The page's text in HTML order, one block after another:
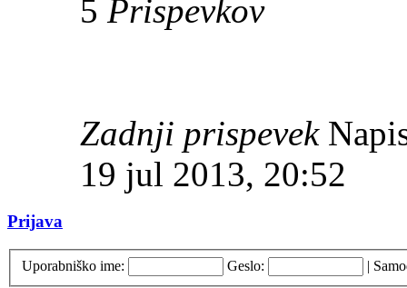
5 Prispevkov
Zadnji prispevek
19 jul 2013, 20:52
Prijava
Uporabniško ime: Geslo: |